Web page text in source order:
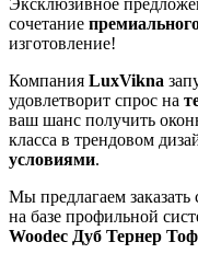
сочетание
изготовление!
Компания LuxVikna
удовлетворит спрос на
ваш шанс получить
класса в трендовом
условиями.
Мы предлагаем
на базе профильной
Woodec Дуб Тернер